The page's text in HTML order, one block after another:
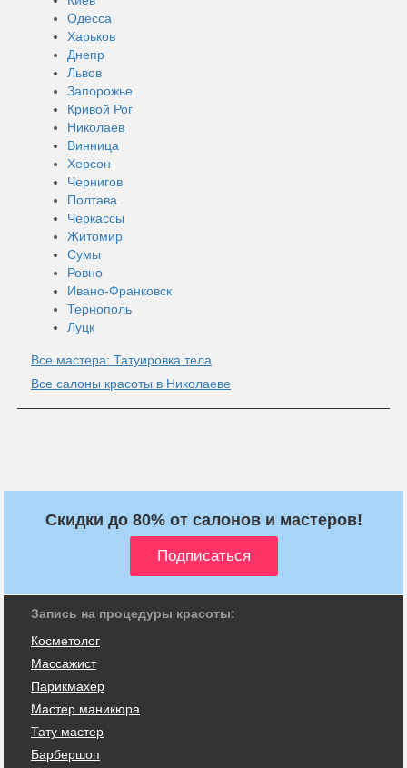
Одесса
Харьков
Днепр
Львов
Запорожье
Кривой Рог
Николаев
Винница
Херсон
Чернигов
Полтава
Черкассы
Житомир
Сумы
Ровно
Ивано-Франковск
Тернополь
Луцк
Все мастера: Татуировка тела
Все салоны красоты в Николаеве
Скидки до 80% от салонов и мастеров!
Запись на процедуры красоты:
Косметолог
Массажист
Парикмахер
Мастер маникюра
Тату мастер
Барбершоп